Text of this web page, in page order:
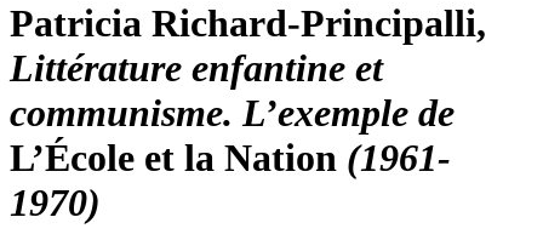
Patricia Richard-Principalli,
Littérature enfantine et
communisme. L’exemple de
L’École et la Nation (1961-
1970)